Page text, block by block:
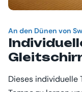
An den Dünen von
Dieses individuelle